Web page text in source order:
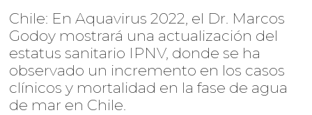
Chile: En Aquavirus 2022, el Dr. Marcos
Godoy mostrará una actualización del
estatus sanitario IPNV, donde se ha
observado un incremento en los casos
clínicos y mortalidad en la fase de agua
de mar en Chile.